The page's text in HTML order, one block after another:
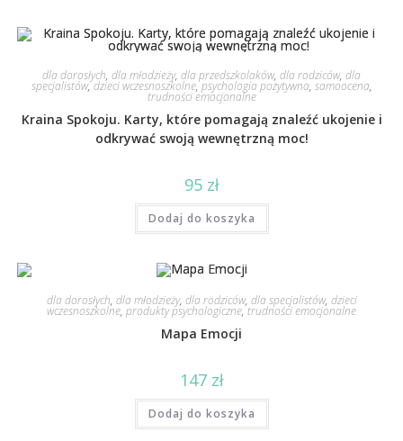
dla dorosłych, dla młodzieży, dla przedszkolaków, dla rodziców, dla
specjalistów,dzieci wczesnoszkolne,psychologia pozytywna, samoocena,
trudności emocjonalne
Kraina Spokoju. Karty, które pomagają znaleźć ukojenie i
odkrywać swoją wewnętrzną moc!
95 zł
Dodaj do koszyka
dla dorosłych, dla młodzieży, dla rodziców, dla specjalistów, dzieci
wczesnoszkolne, produkty psychologiczne,trudności emocjonalne
Mapa Emocji
147 zł
Dodaj do koszyka